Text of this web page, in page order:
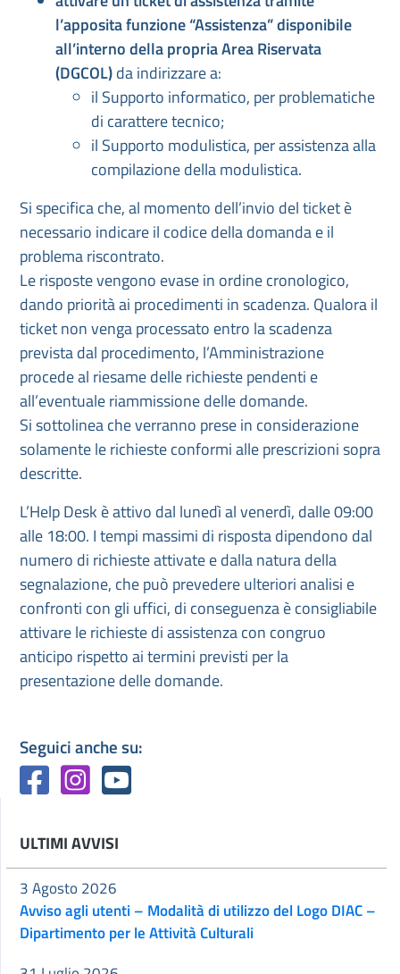
l’apposita funzione “Assistenza” disponibile
all’interno della propria Area Riservata
(DGCOL)da indirizzare a:
il Supporto informatico, per problematiche
di carattere tecnico;
il Supporto modulistica, per assistenza alla
compilazione della modulistica.
Si specifica che, al momento dell’invio del ticket è
necessario indicare il codice della domanda e il
problema riscontrato.
Le risposte vengono evase in ordine cronologico,
dando priorità ai procedimenti in scadenza. Qualora il
ticket non venga processato entro la scadenza
prevista dal procedimento, l’Amministrazione
procede al riesame delle richieste pendenti e
all’eventuale riammissione delle domande.
Si sottolinea che verranno prese in considerazione
solamente le richieste conformi alle prescrizioni sopra
descritte.
L’Help Desk è attivo dal lunedì al venerdì, dalle 09:00
alle 18:00. I tempi massimi di risposta dipendono dal
numero di richieste attivate e dalla natura della
segnalazione, che può prevedere ulteriori analisi e
confronti con gli uffici, di conseguenza è consigliabile
attivare le richieste di assistenza con congruo
anticipo rispetto ai termini previsti per la
presentazione delle domande.
Seguici anche su:
ULTIMI AVVISI
Avviso agli utenti – Modalità di utilizzo del Logo DIAC –
Dipartimento per le Attività Culturali
3 Agosto 2026